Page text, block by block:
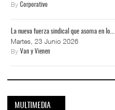
By Corporativo
La nueva fuerza sindical que asoma en lo...
Martes, 23 Junio 2026
By Van y Vienen
MULTIMEDIA